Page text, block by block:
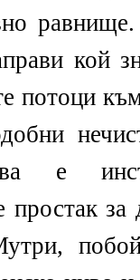
кой
потоци
е